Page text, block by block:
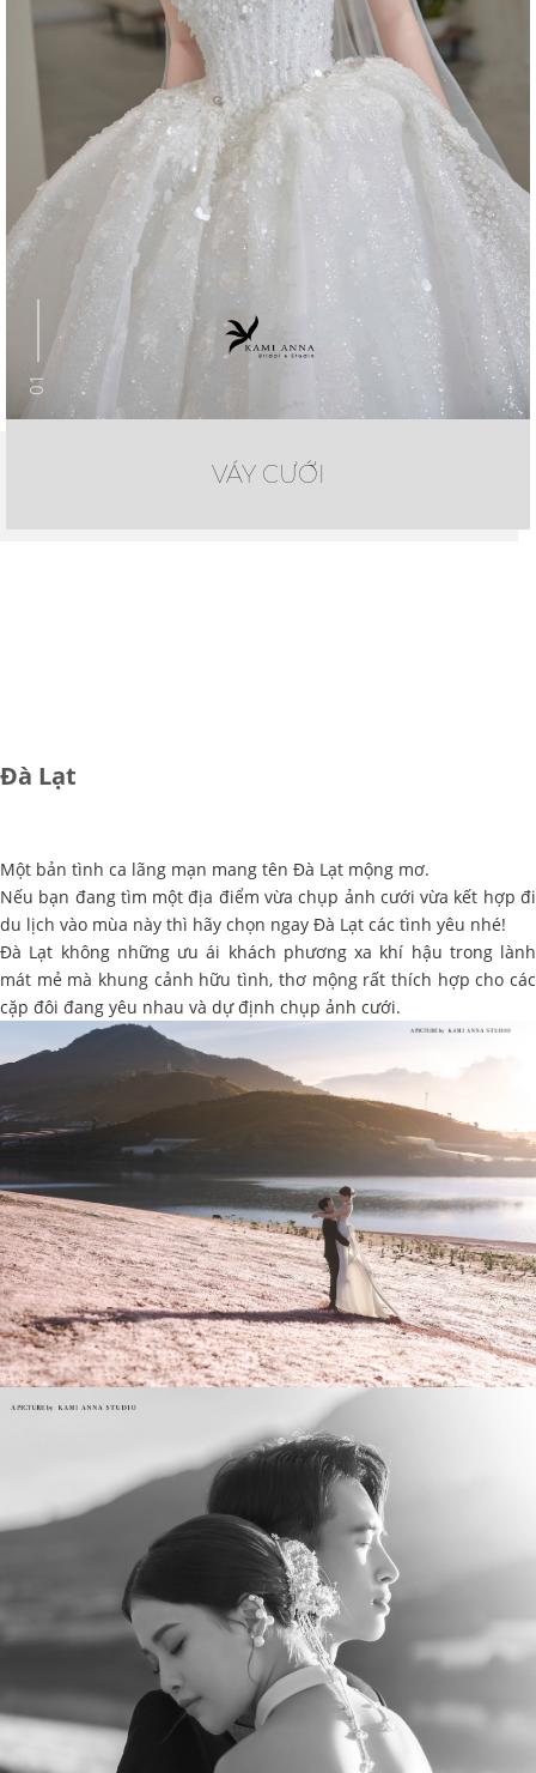
01
VÁY CƯỚI
Đà Lạt
Một bản tình ca lãng mạn mang tên Đà Lạt mộng mơ.
Nếu bạn đang tìm một địa điểm vừa chụp ảnh cưới vừa kết hợp đi
du lịch vào mùa này thì hãy chọn ngay Đà Lạt các tình yêu nhé!
Đà Lạt không những ưu ái khách phương xa khí hậu trong lành
mát mẻ mà khung cảnh hữu tình, thơ mộng rất thích hợp cho các
cặp đôi đang yêu nhau và dự định chụp ảnh cưới.